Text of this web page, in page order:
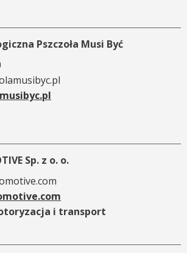
Pszczoła Musi Być
Sp. z o. o.
i transport